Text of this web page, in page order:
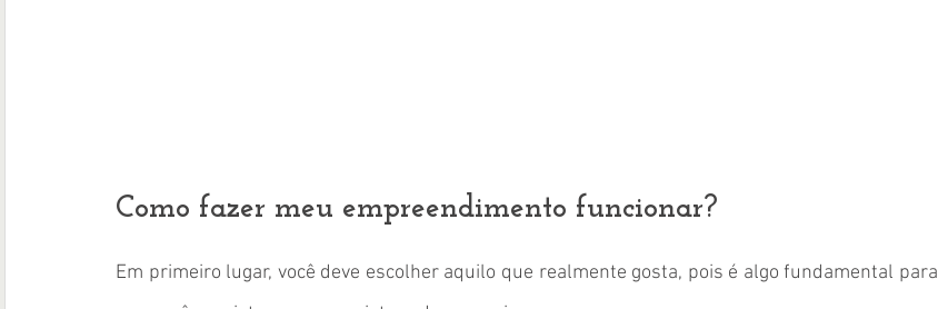
Como fazer meu empreendimento funcionar?
Em primeiro lugar, você deve escolher aquilo que realmente gosta, pois é algo fundamental para